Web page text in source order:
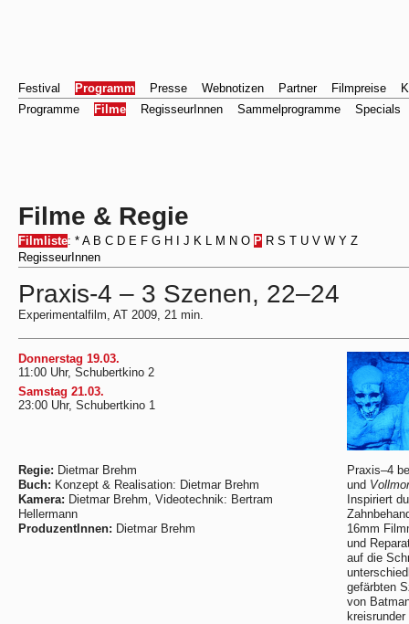
Festival Programm Presse Webnotizen Partner Filmpreise
Programme
Filme RegisseurInnen Sammelprogramme Specials
Filme & Regie
Filmliste: * A B C D E F G H J K L M N O P R S T U V W Y Z
RegisseurInnen
Praxis-4 – 3 Szenen, 22–24
Experimentalfilm, AT 2009, 21 min.
Donnerstag 19.03.
11:00 Uhr, Schubertkino 2
Samstag 21.03.
23:00 Uhr, Schubertkino 1
Regie: Dietmar Brehm
Buch: Konzept & Realisation: Dietmar Brehm
Kamera: Dietmar Brehm, Videotechnik: Bertram
Hellermann
ProduzentInnen: Dietmar Brehm
Praxis–4
und
Inspiriert
16mm
und
auf die
gefärbten
von